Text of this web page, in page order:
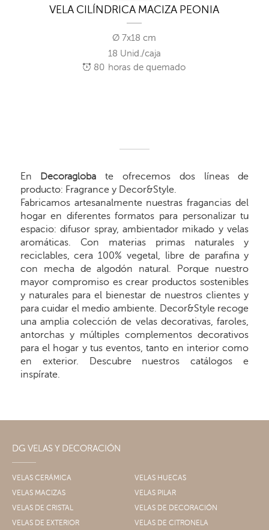
VELA CILÍNDRICA MACIZA PEONIA
Ø 7x18 cm
18 Unid./caja
80 horas de quemado
En Decoragloba te ofrecemos dos líneas de
producto: Fragrance y Decor&Style.
Fabricamos artesanalmente nuestras fragancias del
hogar en diferentes formatos para personalizar tu
espacio: difusor spray, ambientador mikado y velas
aromáticas. Con materias primas naturales y
reciclables, cera 100% vegetal, libre de parafina y
con mecha de algodón natural. Porque nuestro
mayor compromiso es crear productos sostenibles
y naturales para el bienestar de nuestros clientes y
para cuidar el medio ambiente. Decor&Style recoge
una amplia colección de velas decorativas, faroles,
antorchas y múltiples complementos decorativos
para el hogar y tus eventos, tanto en interior como
en exterior. Descubre nuestros catálogos e
inspírate.
DG VELAS Y DECORACIÓN
VELAS CERÁMICA
VELAS HUECAS
VELAS MACIZAS
VELAS PILAR
VELAS DE CRISTAL
VELAS DE DECORACIÓN
VELAS DE EXTERIOR
VELAS DE CITRONELA